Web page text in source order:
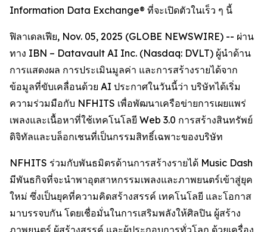
Information Data Exchange® ที่จะเปิดตัวในเร็ว ๆ นี้
ฟิลาเดลเฟีย, Nov. 05, 2025 (GLOBE NEWSWIRE) -- ผ่าน
ทาง IBN – Datavault AI Inc. (Nasdaq: DVLT) ผู้นำด้าน
การแสดงผล การประเมินมูลค่า และการสร้างรายได้จาก
ข้อมูลที่ขับเคลื่อนด้วย AI ประกาศในวันนี้ว่า บริษัทได้เริ่ม
ความร่วมมือกับ NFHITS เพื่อพัฒนาเครือข่ายการเผยแพร่
เพลงและเนื้อหาที่ใช้เทคโนโลยี Web 3.0 การสร้างสินทรัพย์
ดิจิทัลและบล็อกเชนที่เป็นกรรมสิทธิ์เฉพาะของบริษัท
NFHITS ร่วมกับพันธมิตรด้านการสร้างรายได้ Music Dash
มีพันธกิจที่จะนำพาอุตสาหกรรมเพลงและภาพยนตร์เข้าสู่ยุค
ใหม่ ซึ่งเป็นยุคที่ความคิดสร้างสรรค์ เทคโนโลยี และโอกาส
มาบรรจบกัน โดยเชื่อมั่นในการเสริมพลังให้ศิลปิน ผู้สร้าง
ภาพยนตร์ ผู้สร้างสรรค์ และผู้ประกอบการทั่วโลก ด้วยเครื่อง